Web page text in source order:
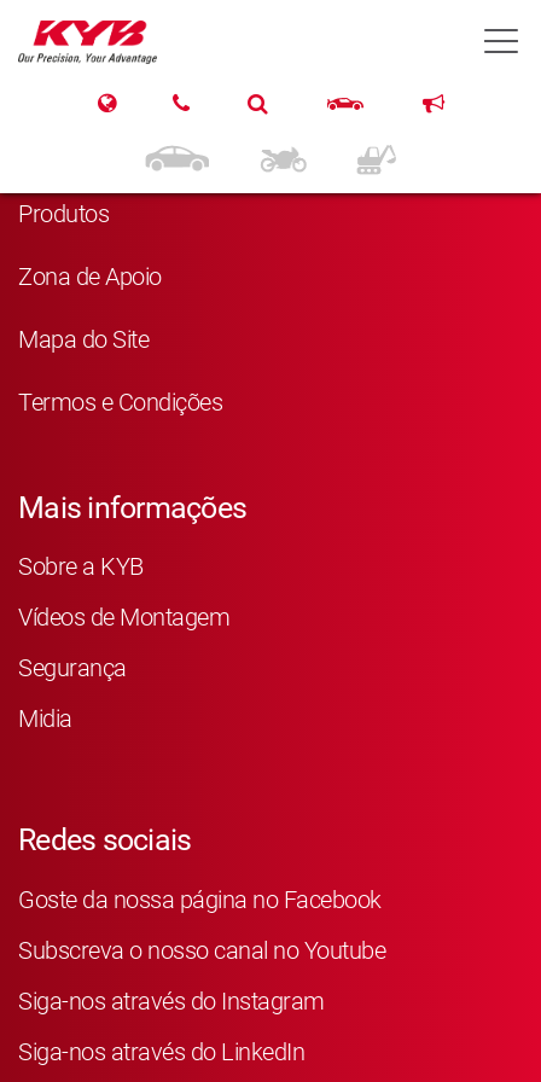
Navegação
Página Principal
Produtos
Zona de Apoio
Mapa do Site
Termos e Condições
Mais informações
Sobre a KYB
Vídeos de Montagem
Segurança
Midia
Redes sociais
Goste da nossa página no Facebook
Subscreva o nosso canal no Youtube
Siga-nos através do Instagram
Siga-nos através do LinkedIn